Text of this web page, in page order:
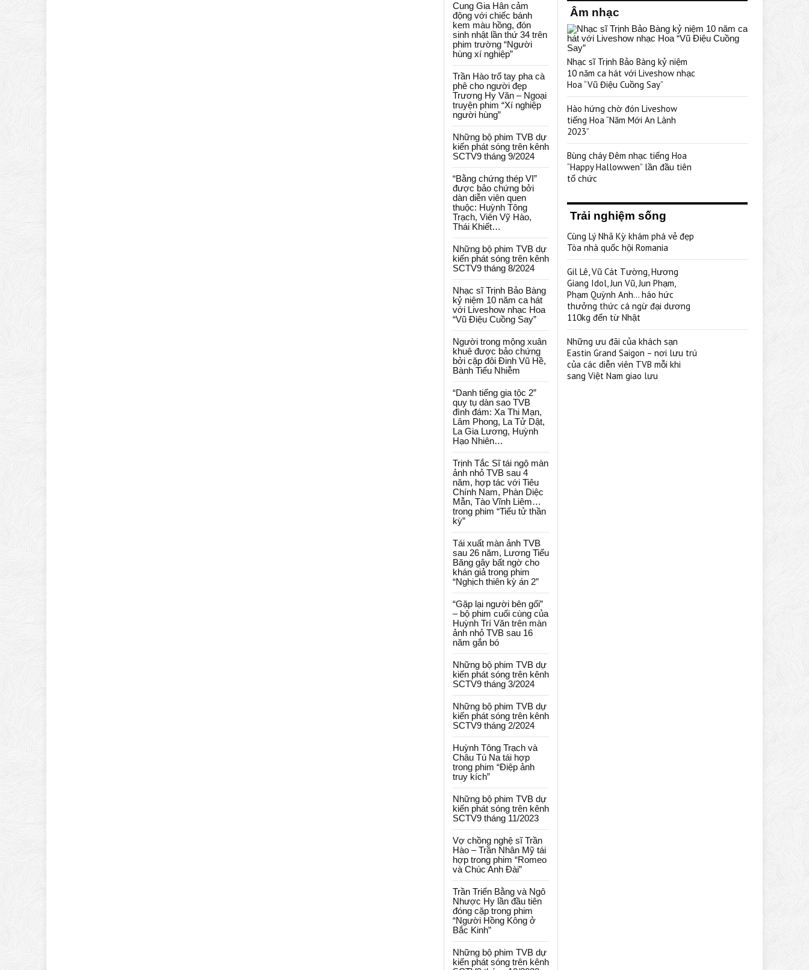
Cung Gia Hân cảm
động với chiếc bánh
kem màu hồng, đón
sinh nhật lần thứ 34 trên
phim trường “Người
hùng xí nghiệp”
Trần Hào trổ tay pha cà
phê cho người đẹp
Trương Hy Văn – Ngoại
truyện phim “Xí nghiệp
người hùng”
Những bộ phim TVB dự
kiến phát sóng trên kênh
SCTV9 tháng 9/2024
“Bằng chứng thép VI”
được bảo chứng bởi
dàn diễn viên quen
thuộc: Huỳnh Tông
Trạch, Viên Vỹ Hào,
Thái Khiết…
Những bộ phim TVB dự
kiến phát sóng trên kênh
SCTV9 tháng 8/2024
Nhạc sĩ Trịnh Bảo Bàng
kỷ niệm 10 năm ca hát
với Liveshow nhạc Hoa
“Vũ Điệu Cuồng Say”
Người trong mộng xuân
khuê được bảo chứng
bởi cặp đôi Đinh Vũ Hề,
Bành Tiểu Nhiễm
“Danh tiếng gia tộc 2”
quy tụ dàn sao TVB
đình đám: Xa Thi Mạn,
Lâm Phong, La Tử Dật,
La Gia Lương, Huỳnh
Hạo Nhiên…
Trịnh Tắc Sĩ tái ngộ màn
ảnh nhỏ TVB sau 4
năm, hợp tác với Tiêu
Chính Nam, Phàn Diệc
Mẫn, Tào Vĩnh Liêm…
trong phim “Tiểu tử thần
kỳ”
Tái xuất màn ảnh TVB
sau 26 năm, Lương Tiểu
Băng gây bất ngờ cho
khán giả trong phim
“Nghịch thiên kỳ án 2”
“Gặp lại người bên gối”
– bộ phim cuối cùng của
Huỳnh Trí Văn trên màn
ảnh nhỏ TVB sau 16
năm gắn bó
Những bộ phim TVB dự
kiến phát sóng trên kênh
SCTV9 tháng 3/2024
Những bộ phim TVB dự
kiến phát sóng trên kênh
SCTV9 tháng 2/2024
Huỳnh Tông Trạch và
Châu Tú Na tái hợp
trong phim “Điệp ảnh
truy kích”
Những bộ phim TVB dự
kiến phát sóng trên kênh
SCTV9 tháng 11/2023
Vợ chồng nghệ sĩ Trần
Hào – Trần Nhân Mỹ tái
hợp trong phim “Romeo
và Chúc Anh Đài”
Trần Triển Bằng và Ngô
Nhược Hy lần đầu tiên
đóng cặp trong phim
“Người Hồng Kông ở
Bắc Kinh”
Những bộ phim TVB dự
kiến phát sóng trên kênh
Âm nhạc
Nhạc sĩ Trịnh Bảo Bàng kỷ niệm
10 năm ca hát với Liveshow nhạc
Hoa “Vũ Điệu Cuồng Say”
Hào hứng chờ đón Liveshow
tiếng Hoa “Năm Mới An Lành
2023”
Bùng cháy Đêm nhạc tiếng Hoa
“Happy Hallowwen” lần đầu tiên
tổ chức
Trải nghiệm sống
Cùng Lý Nhã Kỳ khám phá vẻ đẹp
Tòa nhà quốc hội Romania
Gil Lê, Vũ Cát Tường, Hương
Giang Idol, Jun Vũ, Jun Phạm,
Phạm Quỳnh Anh… háo hức
thưởng thức cá ngừ đại dương
110kg đến từ Nhật
Những ưu đãi của khách sạn
Eastin Grand Saigon – nơi lưu trú
của các diễn viên TVB mỗi khi
sang Việt Nam giao lưu